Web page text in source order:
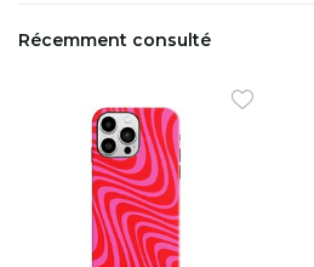
Récemment consulté